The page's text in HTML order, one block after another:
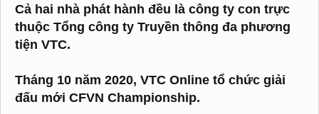
Cả hai nhà phát hành đều là công ty con trực
thuộc Tổng công ty Truyền thông đa phương
tiện VTC.
Tháng 10 năm 2020, VTC Online tổ chức giải
đấu mới CFVN Championship.